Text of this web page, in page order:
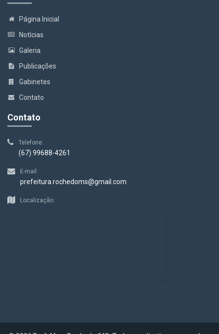
Página Inicial
Notícias
Galeria
Publicações
Gabinetes
Contato
Contato
Telefone:
(67) 99688-4261
E-mail:
prefeitura.rochedoms@gmail.com
Localização: